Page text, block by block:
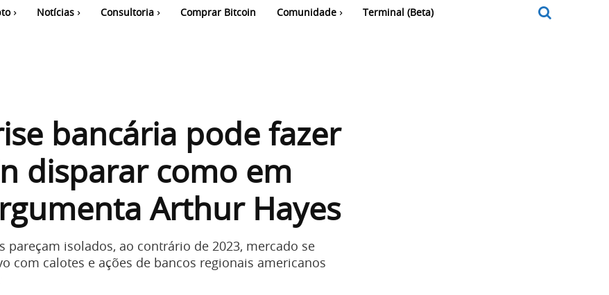
Notícias Consultoria Comprar Bitcoin Comunidade Terminal (Beta)
bancária pode fazer
disparar como em
Arthur Hayes
pareçam isolados, ao contrário de 2023, mercado se
com calotes e ações de bancos regionais americanos